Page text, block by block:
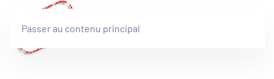
Passer au contenu principal